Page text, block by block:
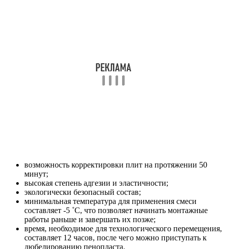
возможность корректировки плит на протяжении 50
минут;
высокая степень адгезии и эластичности;
экологически безопасный состав;
минимальная температура для применения смеси
составляет -5 ˚С, что позволяет начинать монтажные
работы раньше и завершать их позже;
время, необходимое для технологического перемещения,
составляет 12 часов, после чего можно приступать к
дюбелированию пенопласта.